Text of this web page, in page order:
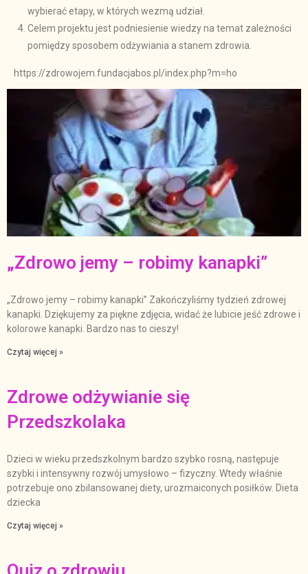
wybierać etapy, w których wezmą udział.
Celem projektu jest podniesienie wiedzy na temat zależności
pomiędzy sposobem odżywiania a stanem zdrowia.
https://zdrowojem.fundacjabos.pl/index.php?m=ho
„Zdrowo jemy – robimy kanapki”
„Zdrowo jemy – robimy kanapki” Zakończyliśmy tydzień zdrowej
kanapki. Dziękujemy za piękne zdjęcia, widać że lubicie jeść zdrowe i
kolorowe kanapki. Bardzo nas to cieszy!
Czytaj więcej »
Zdrowe odżywianie się
Przedszkolaka
Dzieci w wieku przedszkolnym bardzo szybko rosną, następuje
szybki i intensywny rozwój umysłowo – fizyczny. Wtedy właśnie
potrzebuje ono zbilansowanej diety, urozmaiconych posiłków. Dieta
dziecka
Czytaj więcej »